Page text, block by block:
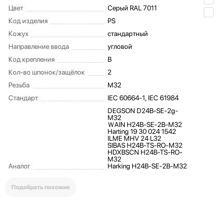
Цвет
Серый RAL 7011
Код изделия
PS
Кожух
стандартный
Направление ввода
угловой
Код крепления
B
Кол-во шпонок/защёлок
2
Резьба
M32
Стандарт
IEC 60664-1, IEC 61984
Аналог
DEGSON D24B-SE-2g-
M32
ＷAIN H24B-SE-2B-M32
Harting 19 30 024 1542
ILME MHV 24 L32
SIBAS H24B-TS-RO-M32
HDXBSCN H24B-TS-RO-
M32
Harking H24B-SE-2B-M32
Подобрать похожие